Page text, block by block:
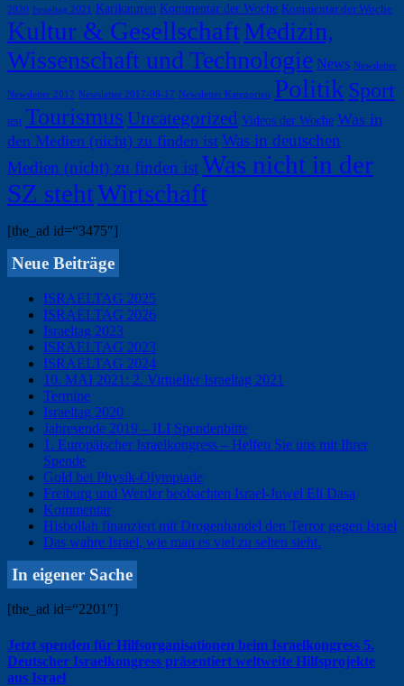
2020 Israeltag 2021 Karikaturen Kommentar der Woche Kommentar der Woche
Kultur & GesellschaftMedizin,
Wissenschaft und Technologie News Newsletter
Newsletter 2017 Newsletter 2017-08-17 Newsletter Kategorien Politik Sport
test Tourismus Uncategorized Videos der Woche Was in
den Medien (nicht) zu finden ist Was in deutschen
Medien (nicht) zu finden istWas nicht in der
SZ stehtWirtschaft
[the_ad id=“3475″]
Neue Beiträge
ISRAELTAG 2025
ISRAELTAG 2026
Israeltag 2023
ISRAELTAG 2023
ISRAELTAG 2024
10. MAI 2021: 2. Virtueller Israeltag 2021
Termine
Israeltag 2020
Jahresende 2019 – ILI Spendenbitte
1. Europäischer Israelkongress – Helfen Sie uns mit Ihrer
Spende
Gold bei Physik-Olympiade
Freiburg und Werder beobachten Israel-Juwel Eli Dasa
Kommentar
Hisbollah finanziert mit Drogenhandel den Terror gegen Israel
Das wahre Israel, wie man es viel zu selten sieht.
In eigener Sache
[the_ad id=“2201″]
Jetzt spenden für Hilfsorganisationen beim Israelkongress 5.
Deutscher Israelkongress präsentiert weltweite Hilfsprojekte
aus Israel